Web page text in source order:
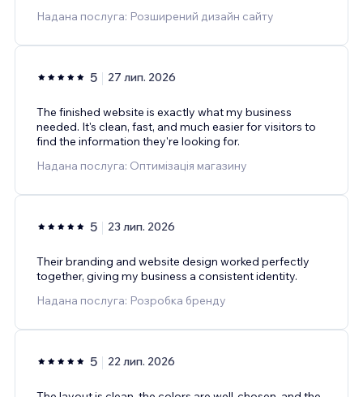
Надана послуга: Розширений дизайн сайту
5 27 лип. 2026
The finished website is exactly what my business
needed. It's clean, fast, and much easier for visitors to
find the information they're looking for.
Надана послуга: Оптимізація магазину
5 23 лип. 2026
Their branding and website design worked perfectly
together, giving my business a consistent identity.
Надана послуга: Розробка бренду
5 22 лип. 2026